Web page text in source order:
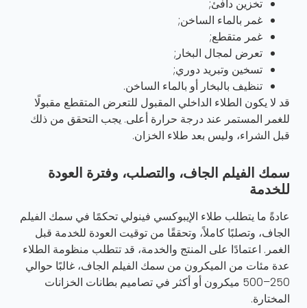
تخزين دافئ;
غمر بالماء الساخن;
غمر متقطع;
تعرض لمجال البخار;
تسخين وتبريد دوري;
تنظيف بالبخار أو بالماء الساخن.
قد لا يكون الطلاء الداخلي المقبول للتعرض المتقطع مقبولًا
للغمر المستمر عند درجة حرارة أعلى. يجب التحقق من ذلك
قبل الشراء، وليس بعد طلاء الخزان.
سمك الفيلم الجاف، والتصلب، وفترة العودة
للخدمة
عادةً ما يتطلب طلاء الإيبوكسي فينولي تحكمًا في سمك الفيلم
الجاف، وتصلبًا كاملاً، وتحققًا من توقيت العودة للخدمة قبل
الغمر. اعتمادًا على المنتج والخدمة، قد تتطلب منظومة الطلاء
عدة مئات من الميكرون من سمك الفيلم الجاف، غالبًا حوالي
250–500 ميكرون أو أكثر في تصاميم بطانات الخزانات
المختارة.